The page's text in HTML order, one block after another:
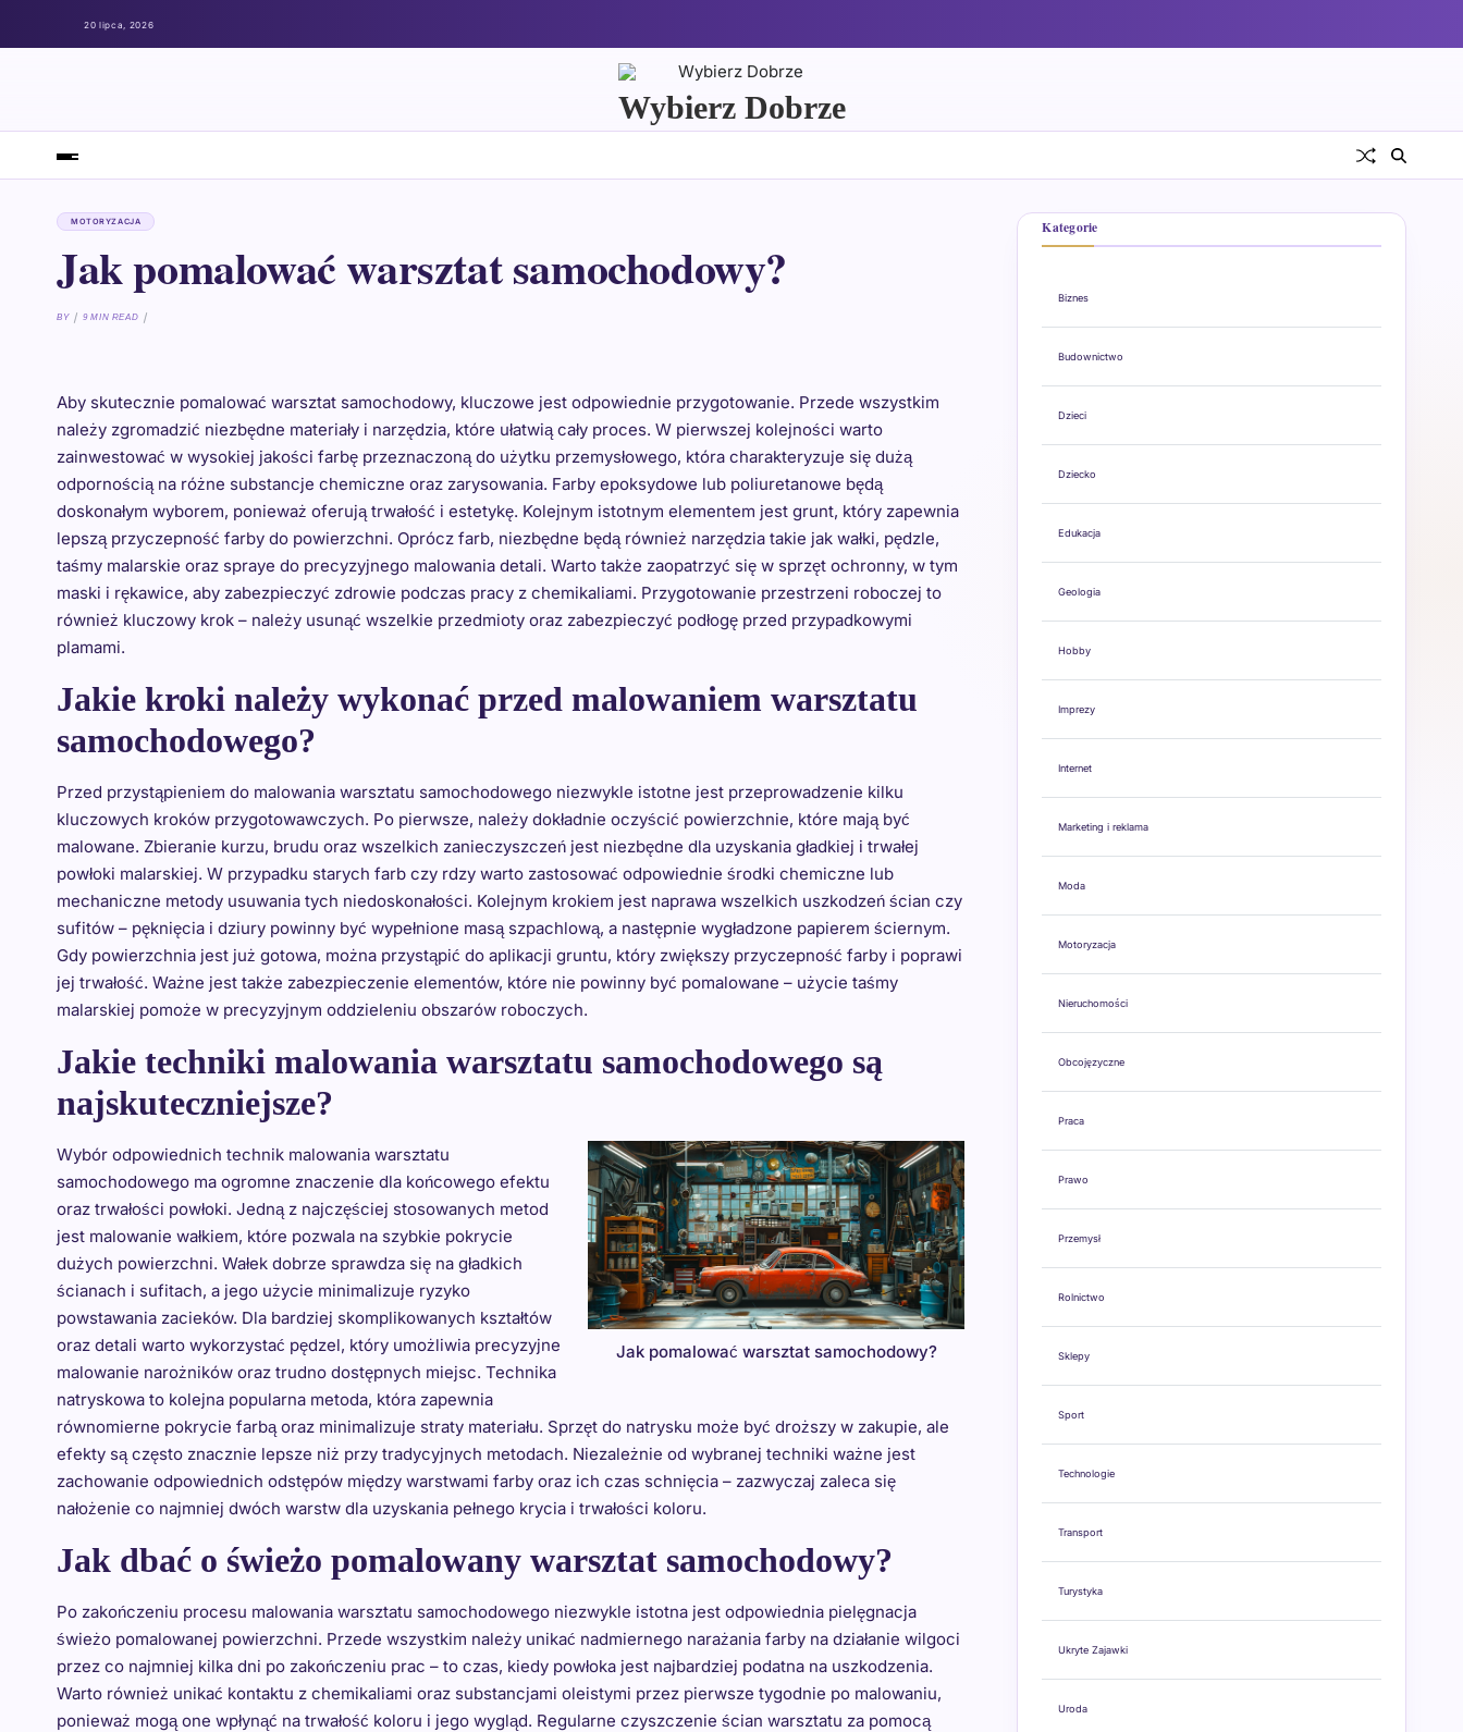
20 lipca, 2026
Wybierz Dobrze
MOTORYZACJA
Jak pomalować warsztat samochodowy?
BY 9 MIN READ
Aby skutecznie pomalować warsztat samochodowy, kluczowe jest odpowiednie przygotowanie. Przede wszystkim
należy zgromadzić niezbędne materiały i narzędzia, które ułatwią cały proces. W pierwszej kolejności warto
zainwestować w wysokiej jakości farbę przeznaczoną do użytku przemysłowego, która charakteryzuje się dużą
odpornością na różne substancje chemiczne oraz zarysowania. Farby epoksydowe lub poliuretanowe będą
doskonałym wyborem, ponieważ oferują trwałość i estetykę. Kolejnym istotnym elementem jest grunt, który zapewnia
lepszą przyczepność farby do powierzchni. Oprócz farb, niezbędne będą również narzędzia takie jak wałki, pędzle,
taśmy malarskie oraz spraye do precyzyjnego malowania detali. Warto także zaopatrzyć się w sprzęt ochronny, w tym
maski i rękawice, aby zabezpieczyć zdrowie podczas pracy z chemikaliami. Przygotowanie przestrzeni roboczej to
również kluczowy krok – należy usunąć wszelkie przedmioty oraz zabezpieczyć podłogę przed przypadkowymi
plamami.
Jakie kroki należy wykonać przed malowaniem warsztatu
samochodowego?
Przed przystąpieniem do malowania warsztatu samochodowego niezwykle istotne jest przeprowadzenie kilku
kluczowych kroków przygotowawczych. Po pierwsze, należy dokładnie oczyścić powierzchnie, które mają być
malowane. Zbieranie kurzu, brudu oraz wszelkich zanieczyszczeń jest niezbędne dla uzyskania gładkiej i trwałej
powłoki malarskiej. W przypadku starych farb czy rdzy warto zastosować odpowiednie środki chemiczne lub
mechaniczne metody usuwania tych niedoskonałości. Kolejnym krokiem jest naprawa wszelkich uszkodzeń ścian czy
sufitów – pęknięcia i dziury powinny być wypełnione masą szpachlową, a następnie wygładzone papierem ściernym.
Gdy powierzchnia jest już gotowa, można przystąpić do aplikacji gruntu, który zwiększy przyczepność farby i poprawi
jej trwałość. Ważne jest także zabezpieczenie elementów, które nie powinny być pomalowane – użycie taśmy
malarskiej pomoże w precyzyjnym oddzieleniu obszarów roboczych.
Jakie techniki malowania warsztatu samochodowego są
najskuteczniejsze?
Jak pomalować warsztat samochodowy?
Wybór odpowiednich technik malowania warsztatu
samochodowego ma ogromne znaczenie dla końcowego efektu
oraz trwałości powłoki. Jedną z najczęściej stosowanych metod
jest malowanie wałkiem, które pozwala na szybkie pokrycie
dużych powierzchni. Wałek dobrze sprawdza się na gładkich
ścianach i sufitach, a jego użycie minimalizuje ryzyko
powstawania zacieków. Dla bardziej skomplikowanych kształtów
oraz detali warto wykorzystać pędzel, który umożliwia precyzyjne
malowanie narożników oraz trudno dostępnych miejsc. Technika
natryskowa to kolejna popularna metoda, która zapewnia
równomierne pokrycie farbą oraz minimalizuje straty materiału. Sprzęt do natrysku może być droższy w zakupie, ale
efekty są często znacznie lepsze niż przy tradycyjnych metodach. Niezależnie od wybranej techniki ważne jest
zachowanie odpowiednich odstępów między warstwami farby oraz ich czas schnięcia – zazwyczaj zaleca się
nałożenie co najmniej dwóch warstw dla uzyskania pełnego krycia i trwałości koloru.
Jak dbać o świeżo pomalowany warsztat samochodowy?
Po zakończeniu procesu malowania warsztatu samochodowego niezwykle istotna jest odpowiednia pielęgnacja
świeżo pomalowanej powierzchni. Przede wszystkim należy unikać nadmiernego narażania farby na działanie wilgoci
przez co najmniej kilka dni po zakończeniu prac – to czas, kiedy powłoka jest najbardziej podatna na uszkodzenia.
Warto również unikać kontaktu z chemikaliami oraz substancjami oleistymi przez pierwsze tygodnie po malowaniu,
ponieważ mogą one wpłynąć na trwałość koloru i jego wygląd. Regularne czyszczenie ścian warsztatu za pomocą
Kategorie
Biznes
Budownictwo
Dzieci
Dziecko
Edukacja
Geologia
Hobby
Imprezy
Internet
Marketing i reklama
Moda
Motoryzacja
Nieruchomości
Obcojęzyczne
Praca
Prawo
Przemysł
Rolnictwo
Sklepy
Sport
Technologie
Transport
Turystyka
Ukryte Zajawki
Uroda